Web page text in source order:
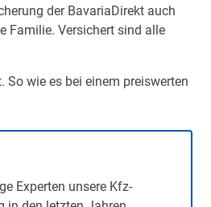
der BavariaDirekt auch
Familie. Versichert sind alle
So wie es bei einem preiswerten
Experten unsere Kfz-